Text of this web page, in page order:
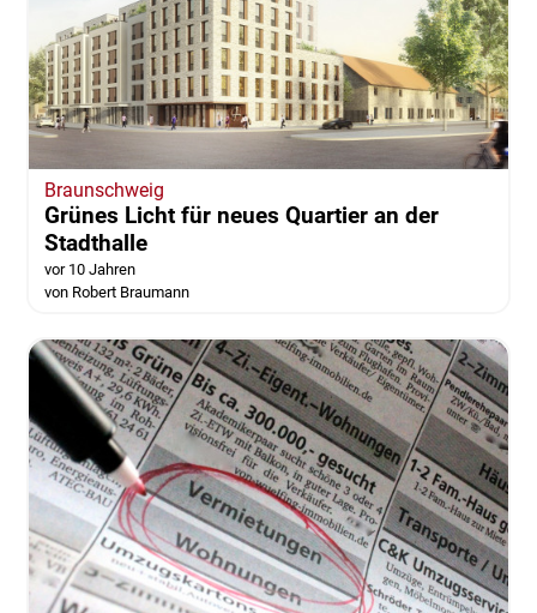
Braunschweig
Grünes Licht für neues Quartier an der
Stadthalle
vor 10 Jahren
von Robert Braumann